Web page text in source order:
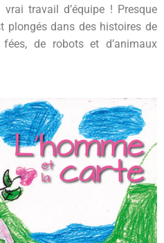
travail d’équipe ! Presque
plongés dans des histoires de
de robots et d’animaux